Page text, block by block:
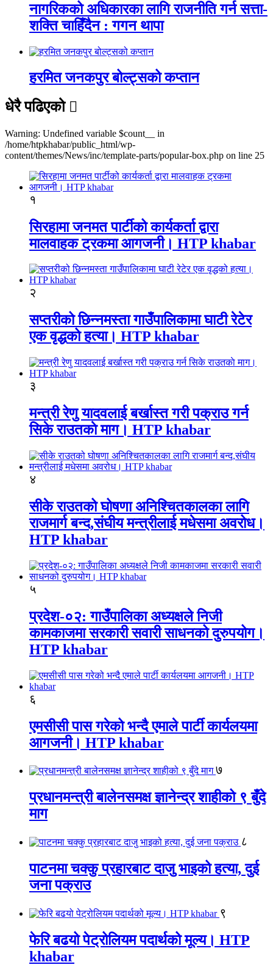
नागरिकको अधिकारका लागि राजनीति गर्न सत्ता-
शक्ति चाहिँदैन : गगन थापा
हरमित जनकपुर बोल्ट्सको कप्तान
धेरै पढिएको
Warning: Undefined variable $count__ in
/home/htpkhabar/public_html/wp-
content/themes/News/inc/template-parts/popular-box.php on line 25
१
सिरहामा जनमत पार्टीको कार्यकर्ता द्वारा
मालवाहक ट्रकमा आगजनी। HTP khabar
२
सप्तरीको छिन्नमस्ता गाउँपालिकामा घाटी रेटेर
एक वृद्धको हत्या। HTP khabar
३
मन्त्री रेणु यादवलाई बर्खास्त गरी पक्राउ गर्न
सिके राउतकाे माग। HTP khabar
४
सीके राउतको घोषणा अनिश्चितकालका लागि
राजमार्ग बन्द,संघीय मन्त्रीलाई मधेसमा अवरोध।
HTP khabar
५
प्रदेश-०२: गाउँपालिका अध्यक्षले निजी
कामकाजमा सरकारी सवारी साधनको दुरुपयोग।
HTP khabar
६
एमसीसी पास गरेको भन्दै एमाले पार्टी कार्यलयमा
आगजनी। HTP khabar
७
प्रधानमन्त्री बालेनसमक्ष ज्ञानेन्द्र शाहीको ९ बुँदे
माग
८
पाटनमा चक्कु प्रहारबाट दाजु भाइको हत्या, दुई
जना पक्राउ
९
फेरि बढयो पेट्रोलियम पदार्थको मूल्य। HTP
khabar